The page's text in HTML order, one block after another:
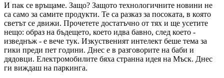
И пак се връщаме. Защо? Защото технологичните новини не
са само за самите продукти. Те са разказ за посоката, в която
светът се движи. Прочетете достатъчно от тях и ще усетите
нещо: образ на бъдещето, което идва бавно, след което -
изведнъж - е вече тук. Изкуственият интелект беше тема за
гики преди пет години. Днес е в разговорите на баби и
дядовци. Електромобилите бяха странна идея на Мъск. Днес
ги виждаш на паркинга.